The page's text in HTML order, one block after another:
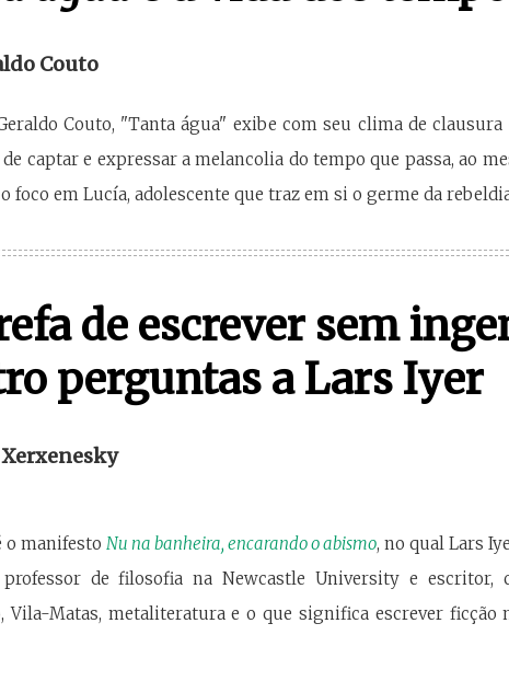
Couto
Couto, "Tanta água" exibe com seu clima de
captar e expressar a melancolia do tempo que passa, ao
foco em Lucía, adolescente que traz em si o germe da
de escrever sem
perguntas a Lars Iyer
o manifesto Nu na banheira, encarando o abismo, no qual Lars
de filosofia na Newcastle University e escritor,
Vila-Matas, metaliteratura e o que significa escrever ficção